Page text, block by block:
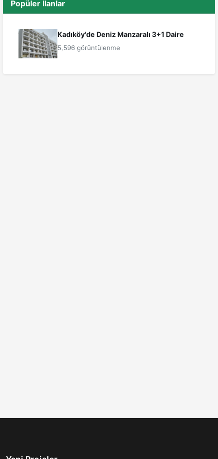
Popüler İlanlar
Kadıköy'de Deniz Manzaralı 3+1 Daire
5,596 görüntülenme